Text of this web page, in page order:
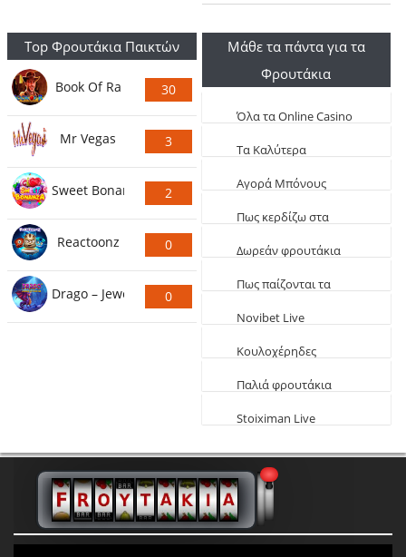
Top Φρουτάκια Παικτών
Book Of Ra
30
Ψήφους
Mr Vegas
3
Ψήφους
Sweet Bonanza
2
Ψήφους
Reactoonz
0
Ψήφους
Drago – Jewels of Fortune
0
Ψήφους
Μάθε τα πάντα για τα
Φρουτάκια
Όλα τα Online Casino
Live
Τα Καλύτερα
Φρουτάκια (Τα πιο
Aγορά Μπόνους
Φρουτάκια: Τα
Πως κερδίζω στα
φρουτάκια
Δωρεάν φρουτάκια
EGT
Πως παίζονται τα
φρουτάκια
Novibet Live
παιχνίδια
Κουλοχέρηδες
δωρεάν Φαραώ
Παλιά φρουτάκια
δωρεάν
Stoiximan Live